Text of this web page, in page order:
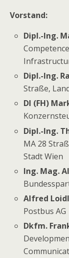
Vorstand:
Dipl.-Ing.
Dipl.-Ing.
Straße,
DI (FH)
Dipl.-Ing.
MA 28
Stadt Wien
Ing. Mag.
Alfred
Postbus AG
Dkfm.